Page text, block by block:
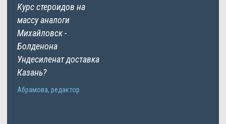
Курс стероидов на
массу аналоги
Михайловск -
Болденона
Ундесиленат доставка
Казань?
Абрамова, редактор